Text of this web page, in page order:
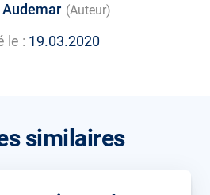
(Auteur)
le : 19.03.2020
similaires